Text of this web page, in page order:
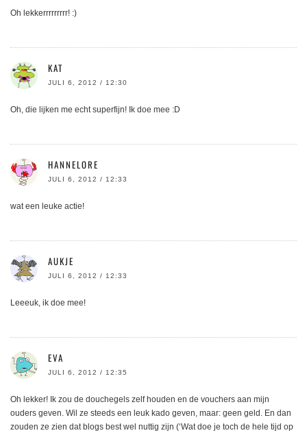
Oh lekkerrrrrrrrr! :)
KAT
JULI 6, 2012 / 12:30
Oh, die lijken me echt superfijn! Ik doe mee :D
HANNELORE
JULI 6, 2012 / 12:33
wat een leuke actie!
AUKJE
JULI 6, 2012 / 12:33
Leeeuk, ik doe mee!
EVA
JULI 6, 2012 / 12:35
Oh lekker! Ik zou de douchegels zelf houden en de vouchers aan mijn
ouders geven. Wil ze steeds een leuk kado geven, maar: geen geld. En dan
zouden ze zien dat blogs best wel nuttig zijn (‘Wat doe je toch de hele tijd op